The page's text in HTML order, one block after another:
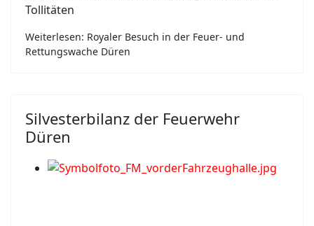
Tollitäten
Weiterlesen: Royaler Besuch in der Feuer- und
Rettungswache Düren
Silvesterbilanz der Feuerwehr
Düren